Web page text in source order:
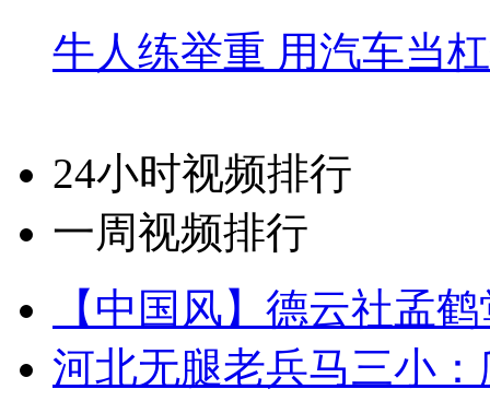
牛人练举重 用汽车当
24小时视频排行
一周视频排行
【中国风】德云社孟
河北无腿老兵马三小